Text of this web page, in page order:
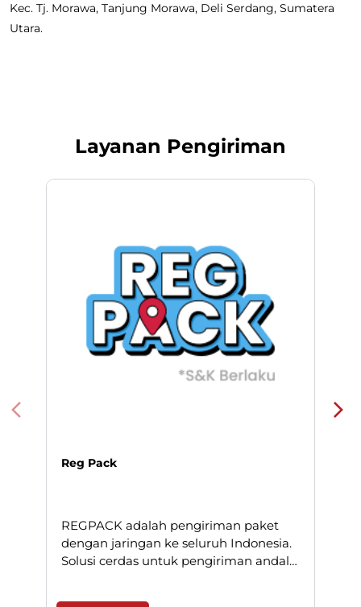
Kec. Tj. Morawa, Tanjung Morawa, Deli Serdang, Sumatera
Utara.
Layanan Pengiriman
Reg Pack
REGPACK adalah pengiriman paket
dengan jaringan ke seluruh Indonesia.
Solusi cerdas untuk pengiriman andal